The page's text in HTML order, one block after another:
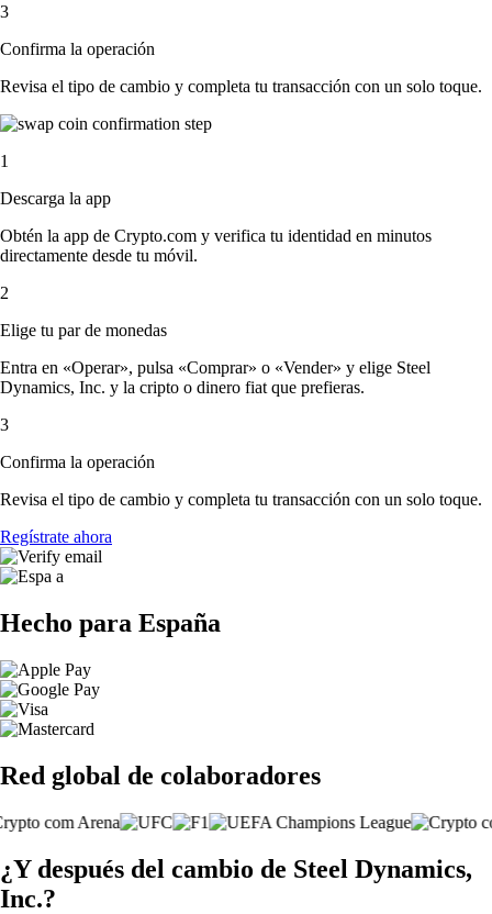
3
Confirma la operación
Revisa el tipo de cambio y completa tu transacción con un solo toque.
1
Descarga la app
Obtén la app de Crypto.com y verifica tu identidad en minutos
directamente desde tu móvil.
2
Elige tu par de monedas
Entra en «Operar», pulsa «Comprar» o «Vender» y elige Steel
Dynamics, Inc. y la cripto o dinero fiat que prefieras.
3
Confirma la operación
Revisa el tipo de cambio y completa tu transacción con un solo toque.
Regístrate ahora
Hecho para España
Red global de colaboradores
¿Y después del cambio de Steel Dynamics,
Inc.?